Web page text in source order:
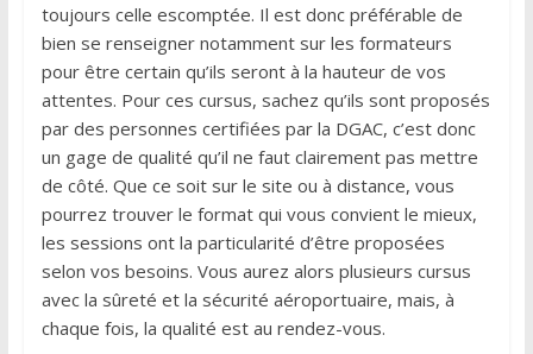
toujours celle escomptée. Il est donc préférable de
bien se renseigner notamment sur les formateurs
pour être certain qu’ils seront à la hauteur de vos
attentes. Pour ces cursus, sachez qu’ils sont proposés
par des personnes certifiées par la DGAC, c’est donc
un gage de qualité qu’il ne faut clairement pas mettre
de côté. Que ce soit sur le site ou à distance, vous
pourrez trouver le format qui vous convient le mieux,
les sessions ont la particularité d’être proposées
selon vos besoins. Vous aurez alors plusieurs cursus
avec la sûreté et la sécurité aéroportuaire, mais, à
chaque fois, la qualité est au rendez-vous.